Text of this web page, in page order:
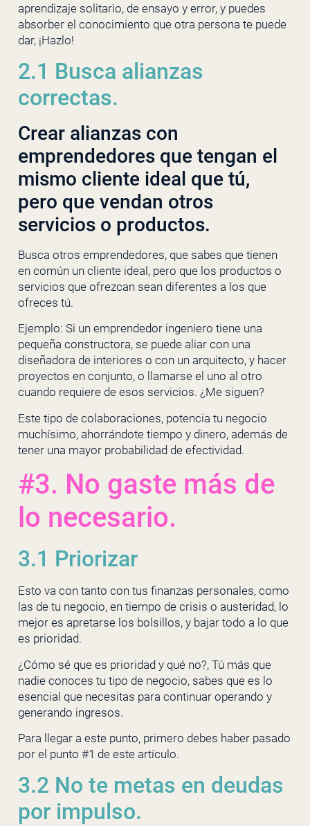
aprendizaje solitario, de ensayo y error, y puedes
absorber el conocimiento que otra persona te puede
dar, ¡Hazlo!
2.1 Busca alianzas
correctas.
Crear alianzas con
emprendedores que tengan el
mismo cliente ideal que tú,
pero que vendan otros
servicios o productos.
Busca otros emprendedores, que sabes que tienen
en común un cliente ideal, pero que los productos o
servicios que ofrezcan sean diferentes a los que
ofreces tú.
Ejemplo: Si un emprendedor ingeniero tiene una
pequeña constructora, se puede aliar con una
diseñadora de interiores o con un arquitecto, y hacer
proyectos en conjunto, o llamarse el uno al otro
cuando requiere de esos servicios. ¿Me siguen?
Este tipo de colaboraciones, potencia tu negocio
muchísimo, ahorrándote tiempo y dinero, además de
tener una mayor probabilidad de efectividad.
#3. No gaste más de
lo necesario.
3.1 Priorizar
Esto va con tanto con tus finanzas personales, como
las de tu negocio, en tiempo de crisis o austeridad, lo
mejor es apretarse los bolsillos, y bajar todo a lo que
es prioridad.
¿Cómo sé que es prioridad y qué no?, Tú más que
nadie conoces tu tipo de negocio, sabes que es lo
esencial que necesitas para continuar operando y
generando ingresos.
Para llegar a este punto, primero debes haber pasado
por el punto #1 de este artículo.
3.2 No te metas en deudas
por impulso.